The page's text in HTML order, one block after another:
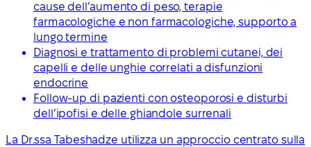
cause dell’aumento di peso, terapie
farmacologiche e non farmacologiche, supporto a
lungo termine
Diagnosi e trattamento di problemi cutanei, dei
capelli e delle unghie correlati a disfunzioni
endocrine
Follow-up di pazienti con osteoporosi e disturbi
dell’ipofisi e delle ghiandole surrenali
La Dr.ssa Tabeshadze utilizza un approccio centrato sulla